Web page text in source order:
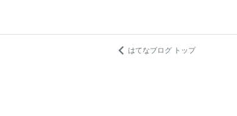
はてなブログ トップ